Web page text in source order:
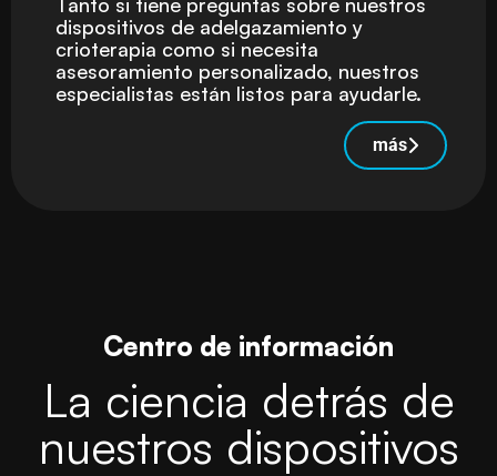
dispositivos de adelgazamiento y
crioterapia como si necesita
asesoramiento personalizado, nuestros
especialistas están listos para ayudarle.
más
Centro de información
La ciencia detrás de
nuestros dispositivos